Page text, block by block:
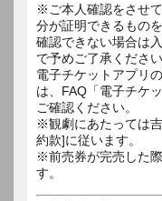
※ご本人確認をさせ
分が証明できるもの
確認できない場合は
で予めご了承ください
電子チケットアプリ
は、FAQ「電子チケ
ご確認ください。
※観劇にあたっては
約款]に従います。
※前売券が完売した
す。